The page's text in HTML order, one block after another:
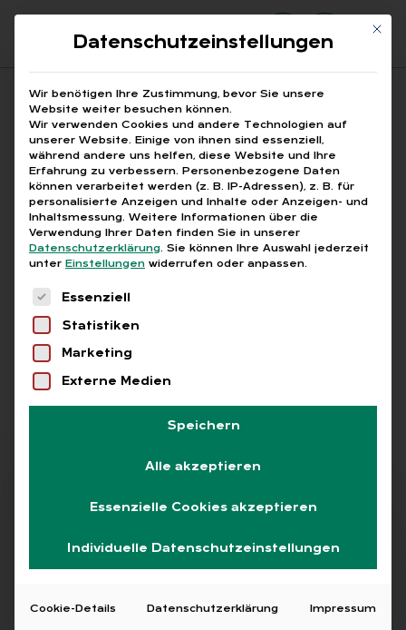
Suchfeld
Suchen
Breadcrumb-Navigation
STARTSEITE AUSSENHANDEL EUROPA ENTWICKLUNG
Alle Bei­trä­ge mit dem
Schlag­wort „Au­ßen­han­
del Eu­ro­pa Ent­wick­lung“
Alle Free Abo L+G +
AUSGABE 2/2026
Mit
Datenschutzeinstellungen
Wir benötigen Ihre Zustimmung, bevor Sie unsere
Website weiter besuchen können.
Wir verwenden Cookies und andere Technologien auf
unserer Website. Einige von ihnen sind essenziell,
während andere uns helfen, diese Website und Ihre
Erfahrung zu verbessern. Personenbezogene Daten
können verarbeitet werden (z. B. IP-Adressen), z. B. für
personalisierte Anzeigen und Inhalte oder Anzeigen- und
Inhaltsmessung. Weitere Informationen über die
Verwendung Ihrer Daten finden Sie in unserer
Datenschutzerklärung. Sie können Ihre Auswahl jederzeit
unter Einstellungen widerrufen oder anpassen.
Es folgt eine Liste der Service-Gruppen, für
Essenziell
Statistiken
Marketing
Externe Medien
Speichern
Alle akzeptieren
Essenzielle Cookies akzeptieren
Individuelle Datenschutzeinstellungen
Cookie-Details Datenschutzerklärung Impressum